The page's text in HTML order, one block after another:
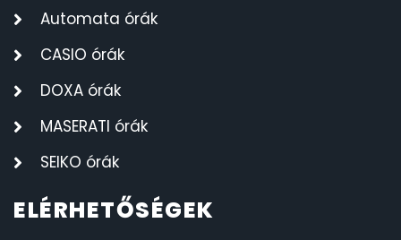
Automata órák
CASIO órák
DOXA órák
MASERATI órák
SEIKO órák
ELÉRHETŐSÉGEK